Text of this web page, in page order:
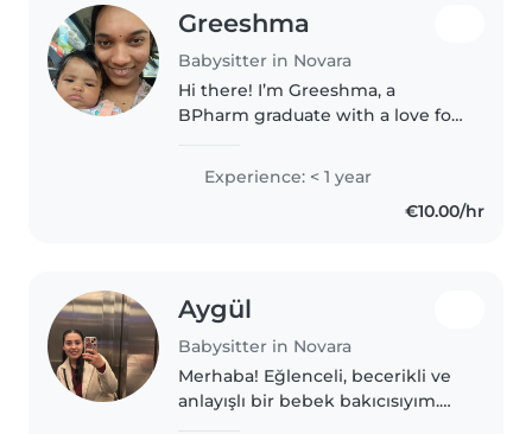
Greeshma
Babysitter in Novara
Hi there! I’m Greeshma, a
BPharm graduate with a love for
have hands-on experience
looking after children and
elderly family members, and I
Experience: < 1 year
€10.00/hr
Aygül
Babysitter in Novara
Merhaba! Eğlenceli, becerikli ve
anlayışlı bir bebek bakıcısıyım.